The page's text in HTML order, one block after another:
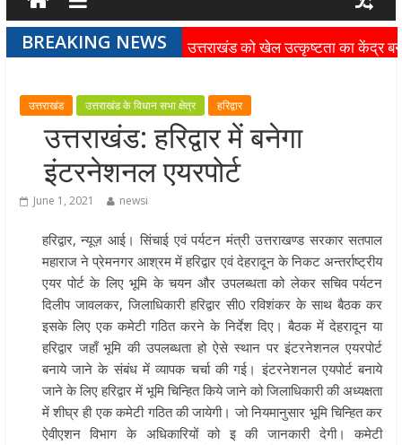
BREAKING NEWS
उत्तराखंड को खेल उत्कृष्टता का केंद्र
स्पोर्ट्स यूनिवर्सिटी परियोजना
खेल प्रतिभाओं को हरसंभव प्रोत्साहन
विश्वस्तरीय सुविधाएँ उपलब्ध कराना
की प्राथमिकता: मुख्यमंत्री धामी
गुणवत्ता से कोई समझौता नहीं, सभी कार्य
समय में पूर्ण हों: मुख्यमंत्री
खेल विजन, नई खेल नीति और लिगेसी
के अनुरूप आधुनिक खेल अवसंरचना
विकसित करने के निर्देश
उत्तराखंड उत्तराखंड के विधान सभा क्षेत्र हरिद्वार
उत्तराखंड: हरिद्वार में बनेगा
इंटरनेशनल एयरपोर्ट
June 1, 2021 newsi
हरिद्वार, न्यूज़ आई। सिंचाई एवं पर्यटन मंत्री उत्तराखण्ड सरकार सतपाल
महाराज ने प्रेमनगर आश्रम में हरिद्वार एवं देहरादून के निकट अन्तर्राष्ट्रीय
एयर पोर्ट के लिए भूमि के चयन और उपलब्धता को लेकर सचिव पर्यटन
दिलीप जावलकर, जिलाधिकारी हरिद्वार सी0 रविशंकर के साथ बैठक कर
इसके लिए एक कमेटी गठित करने के निर्देश दिए। बैठक में देहरादून या
हरिद्वार जहाँ भूमि की उपलब्धता हो ऐसे स्थान पर इंटरनेशनल एयरपोर्ट
बनाये जाने के संबंध में व्यापक चर्चा की गई। इंटरनेशनल एयपोर्ट बनाये
जाने के लिए हरिद्वार में भूमि चिन्हित किये जाने को जिलाधिकारी की अध्यक्षता
में शीघ्र ही एक कमेटी गठित की जायेगी। जो नियमानुसार भूमि चिन्हित कर
ऐवीएशन विभाग के अधिकारियों को इ की जानकारी देगी। कमेटी